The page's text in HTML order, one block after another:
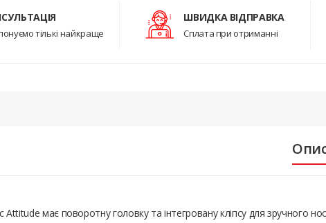
тількі найкраще
ШВИДКА ВІДПРАВКА
Сплата при отриманні
Attitude має поворотну головку та інтегровану кліпсу для зручного